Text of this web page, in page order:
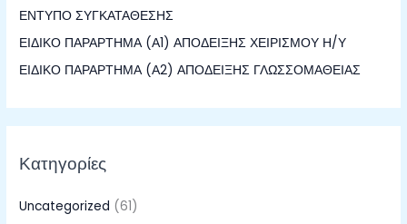
ΕΝΤΥΠΟ ΣΥΓΚΑΤΑΘΕΣΗΣ
ΕΙΔΙΚΟ ΠΑΡΑΡΤΗΜΑ (Α1) ΑΠΟΔΕΙΞΗΣ ΧΕΙΡΙΣΜΟΥ Η/Υ
ΕΙΔΙΚΟ ΠΑΡΑΡΤΗΜΑ (Α2) ΑΠΟΔΕΙΞΗΣ ΓΛΩΣΣΟΜΑΘΕΙΑΣ
Κατηγορίες
Uncategorized (61)